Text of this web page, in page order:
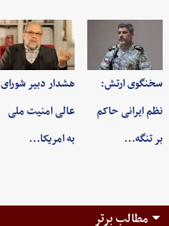
سخنگوی ارتش:
نظم ایرانی حاکم
بر تنگه…
هشدار دبیر شورای
عالی امنیت ملی
به امریکا…
مطالب برتر